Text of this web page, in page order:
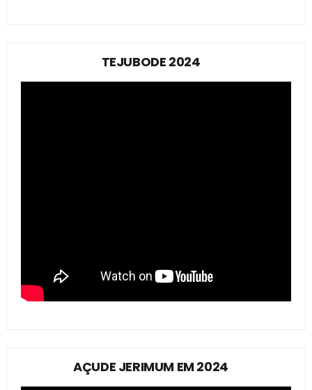
TEJUBODE 2024
AÇUDE JERIMUM EM 2024